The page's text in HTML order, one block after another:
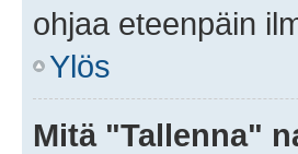
ohjaa eteenpäin
Ylös
Mitä "Tallenna"